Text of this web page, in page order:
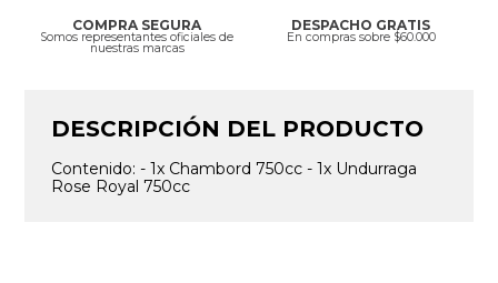
COMPRA SEGURA
Somos representantes oficiales de
nuestras marcas
DESPACHO GRATIS
En compras sobre $60.000
DESCRIPCIÓN DEL PRODUCTO
Contenido: - 1x Chambord 750cc - 1x Undurraga
Rose Royal 750cc